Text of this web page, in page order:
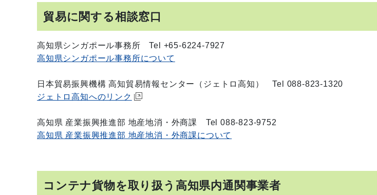
貿易に関する相談窓口
高知県シンガポール事務所 Tel +65-6224-7927
高知県シンガポール事務所について
日本貿易振興機構 高知貿易情報センター（ジェトロ高知） Tel 088-823-1320
ジェトロ高知へのリンク
高知県 産業振興推進部 地産地消・外商課 Tel 088-823-9752
高知県 産業振興推進部 地産地消・外商課について
コンテナ貨物を取り扱う高知県内通関事業者